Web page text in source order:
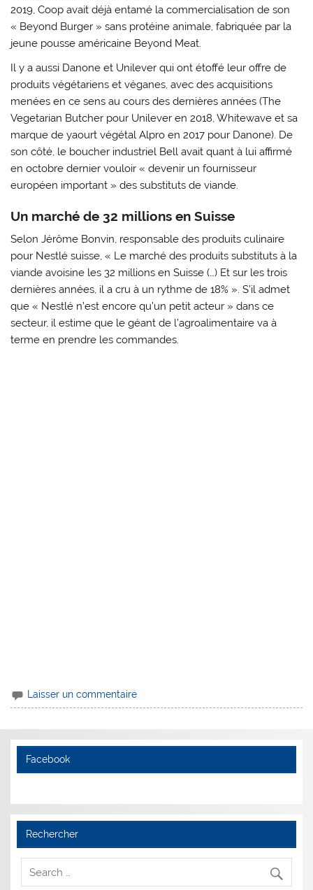
2019, Coop avait déjà entamé la commercialisation de son
« Beyond Burger » sans protéine animale, fabriquée par la
jeune pousse américaine Beyond Meat.
Il y a aussi Danone et Unilever qui ont étoffé leur offre de
produits végétariens et véganes, avec des acquisitions
menées en ce sens au cours des dernières années (The
Vegetarian Butcher pour Unilever en 2018, Whitewave et sa
marque de yaourt végétal Alpro en 2017 pour Danone). De
son côté, le boucher industriel Bell avait quant à lui affirmé
en octobre dernier vouloir « devenir un fournisseur
européen important » des substituts de viande.
Un marché de 32 millions en Suisse
Selon Jérôme Bonvin, responsable des produits culinaire
pour Nestlé suisse, « Le marché des produits substituts à la
viande avoisine les 32 millions en Suisse (…) Et sur les trois
dernières années, il a cru à un rythme de 18% ». S’il admet
que « Nestlé n’est encore qu’un petit acteur » dans ce
secteur, il estime que le géant de l’agroalimentaire va à
terme en prendre les commandes.
Laisser un commentaire
Facebook
Rechercher